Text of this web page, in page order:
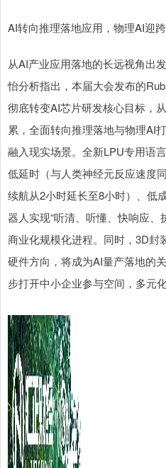
AI转向推理落地应用，物理AI迎
从AI产业应用落地的长远视角出
怡分析指出，本届大会发布的
彻底转变AI芯片研发核心目标，
累，全面转向推理落地与物理AI
融入现实场景。全新LPU专用语
低延时（与人类神经元反应速度
续航从2小时延长至8小时）、低
器人实现“听清、听懂、快响应、
商业化规模化进程。同时，3D封
硬件方向，将成为AI量产落地的
步打开中小企业参与空间，多元